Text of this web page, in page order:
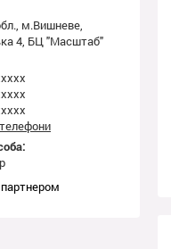
м.Вишневе,
4, БЦ "Масштаб"